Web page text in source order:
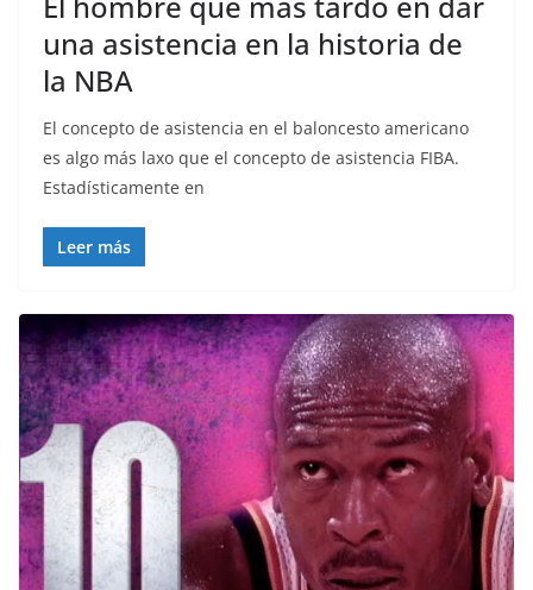
una asistencia en la historia de
la NBA
El concepto de asistencia en el baloncesto americano
es algo más laxo que el concepto de asistencia FIBA.
Estadísticamente en
Leer más